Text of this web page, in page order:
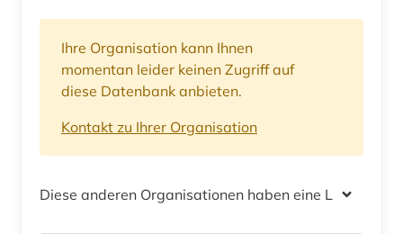
Ihre Organisation kann Ihnen
momentan leider keinen Zugriff auf
diese Datenbank anbieten.
Kontakt zu Ihrer Organisation
Diese anderen Organisationen haben eine Lizenz